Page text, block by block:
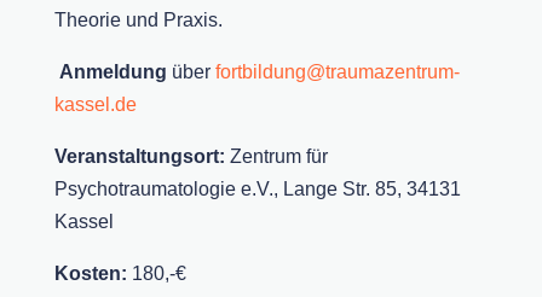
Theorie und Praxis.
Anmeldung über fortbildung@traumazentrum-
kassel.de
Veranstaltungsort: Zentrum für
Psychotraumatologie e.V., Lange Str. 85, 34131
Kassel
Kosten: 180,-€